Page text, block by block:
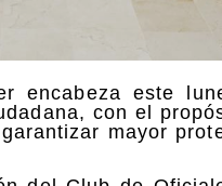
encabeza este
con el
mayor